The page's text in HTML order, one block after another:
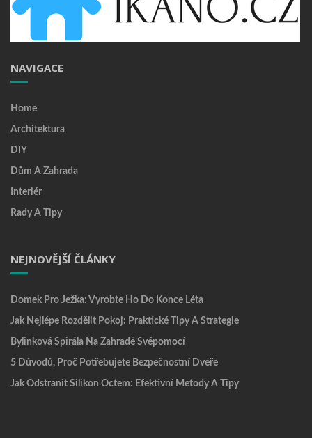
NAVIGACE
Home
Architektura
DIY
Dům A Zahrada
Interiér
Rady A Tipy
NEJNOVĚJŠÍ ČLÁNKY
Domek Pro Ježka: Vyrobte Ho Do Konce Léta
Jak Nejlépe Rozdělit Pokoj: Praktické Tipy A Strategie
Bylinková Spirála Na Zahradě Svépomocí
5 Důvodů, Proč Potřebujete Bezpečnostní Dveře
Jak Odstranit Silikon Octem: Efektivní Metody A Tipy